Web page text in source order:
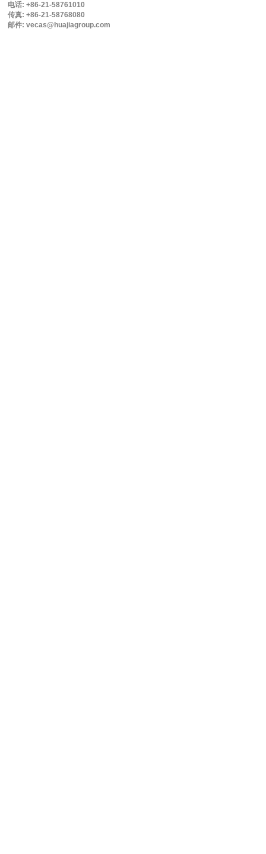
电话: +86-21-58761010
传真: +86-21-58768080
邮件: vecas@huajiagroup.com